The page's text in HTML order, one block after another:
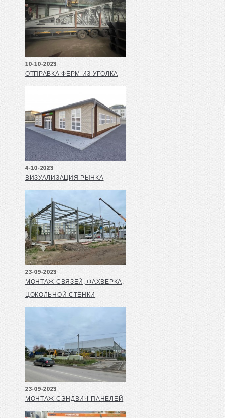
10-10-2023
ОТПРАВКА ФЕРМ ИЗ УГОЛКА
4-10-2023
ВИЗУАЛИЗАЦИЯ РЫНКА
23-09-2023
МОНТАЖ СВЯЗЕЙ, ФАХВЕРКА,
ЦОКОЛЬНОЙ СТЕНКИ
23-09-2023
МОНТАЖ СЭНДВИЧ-ПАНЕЛЕЙ